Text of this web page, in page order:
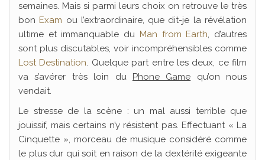
semaines. Mais si parmi leurs choix on retrouve le très
bon Exam ou l’extraordinaire, que dit-je la révélation
ultime et immanquable du Man from Earth, d’autres
sont plus discutables, voir incompréhensibles comme
Lost Destination. Quelque part entre les deux, ce film
va s’avérer très loin du
Phone Game qu’on nous
vendait.
Le stresse de la scène : un mal aussi terrible que
jouissif, mais certains n’y résistent pas. Effectuant « La
Cinquette », morceau de musique considéré comme
le plus dur qui soit en raison de la dextérité exigeante